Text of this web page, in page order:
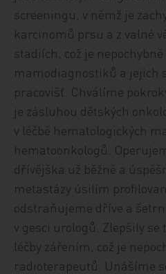
screeningu, v němž je
karcinomů prsu a z valné
stadiích, což je
mamodiagnostiků a jejich
pracovišť. Chválíme
je zásluhou dětských
v léčbě hematologických
hematoonkologů.
dřívějška už běžně a
metastázy úsilím
odstraňujeme dříve a
v gesci urologů. Zlepšily se
léčby zářením, což je
radioterapeutů. Unášíme